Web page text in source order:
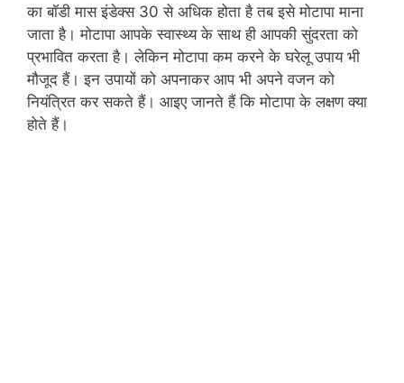
का बॉडी मास इंडेक्‍स 30 से अधिक होता है तब इसे मोटापा माना
जाता है। मोटापा आपके स्‍वास्‍थ्‍य के साथ ही आपकी सुंदरता को
प्रभावित करता है। लेकिन मोटापा कम करने के घरेलू उपाय भी
मौजूद हैं। इन उपायों को अपनाकर आप भी अपने वजन को
नियंत्रित कर सकते हैं। आइए जानते हैं कि मोटापा के लक्षण क्‍या
होते हैं।